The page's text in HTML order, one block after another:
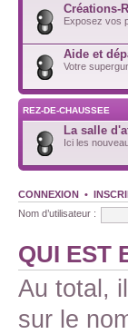
Créations-
Exposez vos
Aide et
Votre
REZ-DE-CHAUSSEE
La salle
Ici les
CONNEXION •
Nom d’utilisateur :
QUI EST
Au total,
sur le